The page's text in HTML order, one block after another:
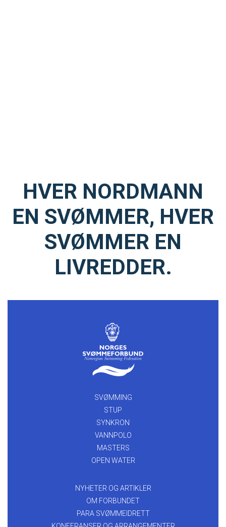
HVER NORDMANN
EN SVØMMER, HVER
SVØMMER EN
LIVREDDER.
SVØMMING
STUP
SYNKRON
VANNPOLO
MASTERS
OPEN WATER
NYHETER OG ARTIKLER
OM FORBUNDET
PARA SVØMMEIDRETT